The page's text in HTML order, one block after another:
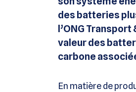
des batteries
l’ONG
valeur des
carbone
En matière de